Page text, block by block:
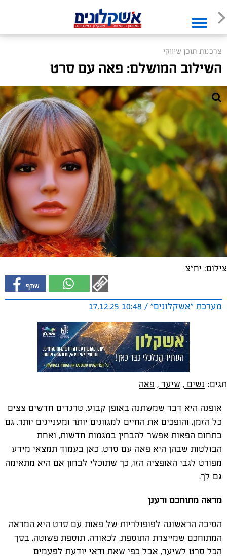
צרכנות תוכן שיווקי
השילוב המושלם: פאה עם סרט
צילום: יח"צ
מערכת "אשקלונים" / 10:48 17.12.25
תגים: נשים , שיער , פאה
אופנה היא דבר שמשתנה באופן קבוע. טרנדים חדשים צצים
כל הזמן, והופכים את החיים למגוונים יותר ומעניינים יותר. גם
בתחום הפאות אפשר להבחין במגמות חדשות, ואחת
הבולטות שבהן היא פאה עם סרט. כאן בעמוד תמצאי מידע
מפורט לגבי האופציה הזו, כך שתוכלי לבחון אם היא מתאימה
גם לך.
מראה מתוחכם ורענן
הסיבה הראשונה לפופולריות של פאות עם סרט היא המראה
המתוחכם שמייצרת התוספת. לכאורה, תוספת פשוטה, בסך
הכל סרט לשיער, אבל כפי שאת ודאי יודעת לפעמים